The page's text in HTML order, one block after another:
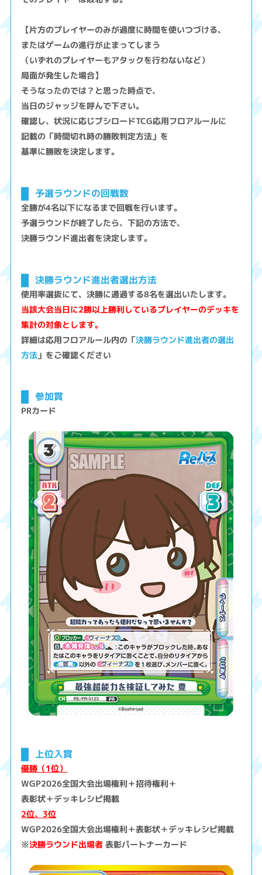
【片方のプレイヤーのみが過度に時間を使いつづける、
またはゲームの進行が止まってしまう
（いずれのプレイヤーもアタックを行わないなど）
局面が発生した場合】
そうなったのでは？と思った時点で、
当日のジャッジを呼んで下さい。
確認し、状況に応じブシロードTCG応用フロアルールに
記載の「時間切れ時の勝敗判定方法」を
基準に勝敗を決定します。
予選ラウンドの回戦数
全勝が4名以下になるまで回戦を行います。
予選ラウンドが終了したら、下記の方法で、
決勝ラウンド進出者を決定します。
決勝ラウンド進出者選出方法
使用率選抜にて、決勝に通過する8名を選出いたします。
当該大会当日に2勝以上勝利しているプレイヤーのデッキを
集計の対象とします。
詳細は応用フロアルール内の「決勝ラウンド進出者の選出
方法 」をご確認ください
参加賞
PRカード
上位入賞
優勝（1位）
WGP2026全国大会出場権利＋招待権利＋
表彰状＋デッキレシピ掲載
2位、3位
WGP2026全国大会出場権利＋表彰状＋デッキレシピ掲載
※決勝ラウンド出場者表彰パートナーカード